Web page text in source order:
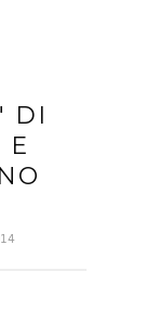
DI
E